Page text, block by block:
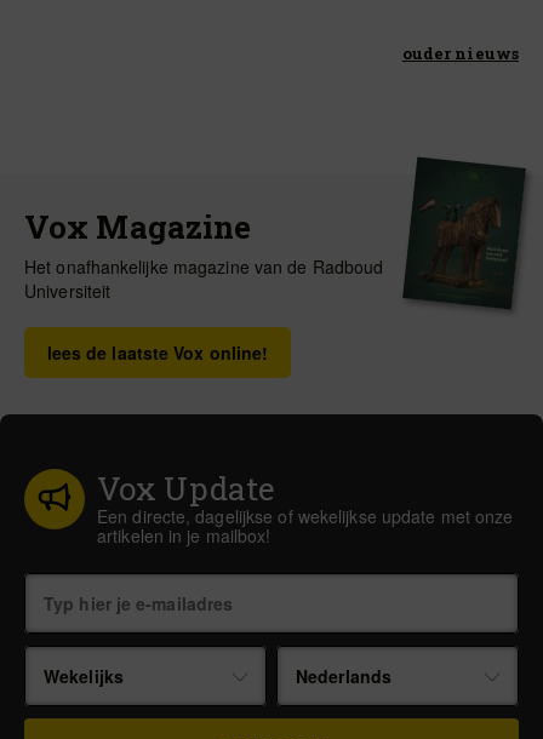
ouder nieuws
Vox Magazine
Het onafhankelijke magazine van de Radboud
Universiteit
lees de laatste Vox online!
Vox Update
Een directe, dagelijkse of wekelijkse update met onze
artikelen in je mailbox!
Wekelijks Nederlands